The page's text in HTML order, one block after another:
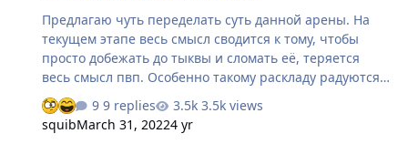
Предлагаю чуть переделать суть данной арены. На
текущем этапе весь смысл сводится к тому, чтобы
просто добежать до тыквы и сломать её, теряется
весь смысл пвп. Особенно такому раскладу радуются
маги, сносящие арену за 15 секунд. Предлагаю
давать/отнимать очки за убийства/смерти других
игроков и сделать смыслом карты не сломать тыкву, а
9 replies
3.5k views
squibMarch 31, 20224 yr